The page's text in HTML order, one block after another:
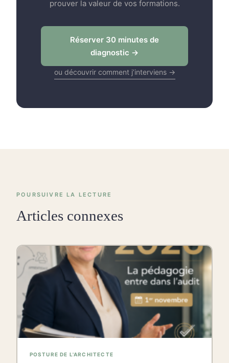
prouver la valeur de vos formations.
Réserver 30 minutes de
diagnostic →
ou découvrir comment j’interviens →
POURSUIVRE LA LECTURE
Articles connexes
POSTURE DE L'ARCHITECTE